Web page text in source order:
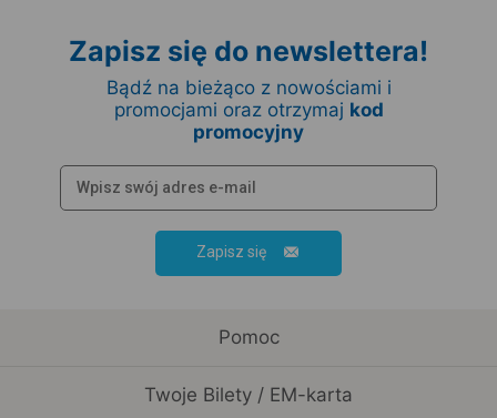
Zapisz się do newslettera!
Bądź na bieżąco z nowościami i
promocjami oraz otrzymaj kod
promocyjny
Zapisz się
Pomoc
Twoje Bilety / EM-karta